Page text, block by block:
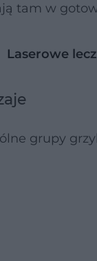
tam w
Laserowe
grupy